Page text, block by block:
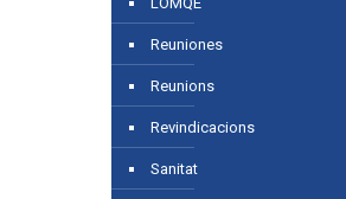
Reuniones
Reunions
Revindicacions
Sanitat